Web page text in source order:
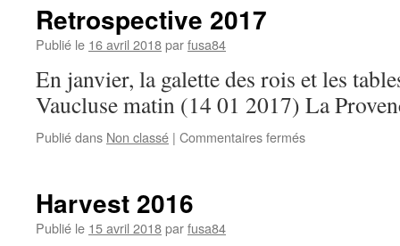
Retrospective 2017
Publié le 16 avril 2018parfusa84
En janvier, la galette des rois et les
Vaucluse matin (14 01 2017) La
Publié dans Non classé | Commentaires ferméssur
Harvest 2016
Publié le 15 avril 2018parfusa84